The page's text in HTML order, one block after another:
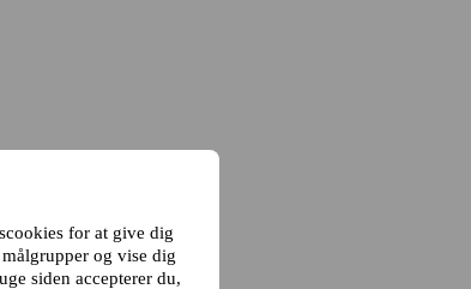
for at give dig
og vise dig
siden accepterer du,